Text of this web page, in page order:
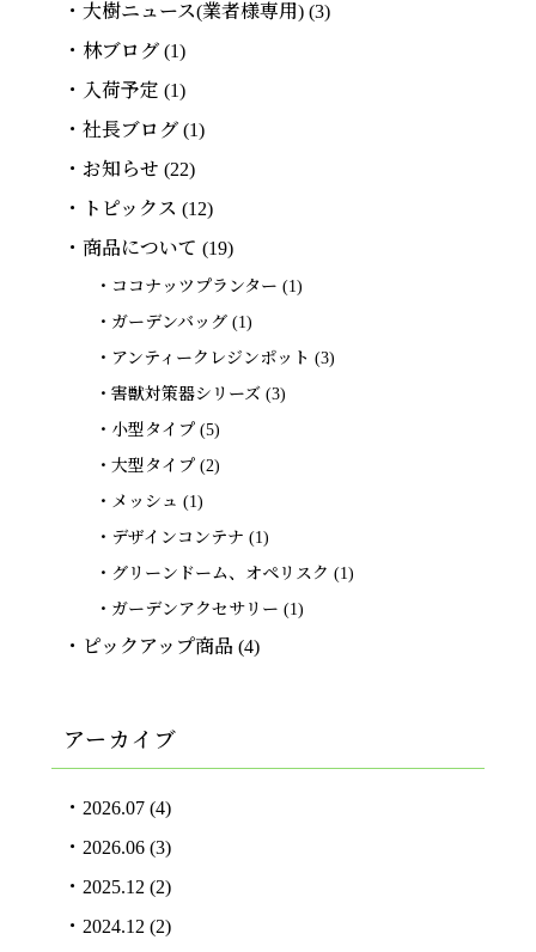
大樹ニュース(業者様専用)(3)
林ブログ(1)
入荷予定 (1)
社長ブログ(1)
お知らせ (22)
トピックス (12)
商品について (19)
ココナッツプランター (1)
ガーデンバッグ(1)
アンティークレジンポット (3)
害獣対策器シリーズ(3)
小型タイプ(5)
大型タイプ(2)
メッシュ (1)
デザインコンテナ (1)
グリーンドーム、オペリスク (1)
ガーデンアクセサリー (1)
ピックアップ商品 (4)
アーカイブ
2026.07(4)
2026.06(3)
2025.12 (2)
2024.12 (2)